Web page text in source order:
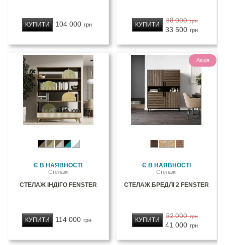
104 000 грн
КУПИТИ
38 000 грн
33 500 грн
КУПИТИ
Є В НАЯВНОСТІ
Стелажі
СТЕЛАЖ ІНДІГО FENSTER
114 000 грн
КУПИТИ
Акція
Є В НАЯВНОСТІ
Стелажі
СТЕЛАЖ БРЕДЛІ 2 FENSTER
52 000 грн
41 000 грн
КУПИТИ